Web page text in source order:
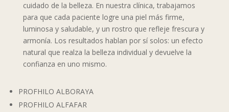
cuidado de la belleza. En nuestra clínica, trabajamos
para que cada paciente logre una piel más firme,
luminosa y saludable, y un rostro que refleje frescura y
armonía. Los resultados hablan por sí solos: un efecto
natural que realza la belleza individual y devuelve la
confianza en uno mismo.
PROFHILO ALBORAYA
PROFHILO ALFAFAR